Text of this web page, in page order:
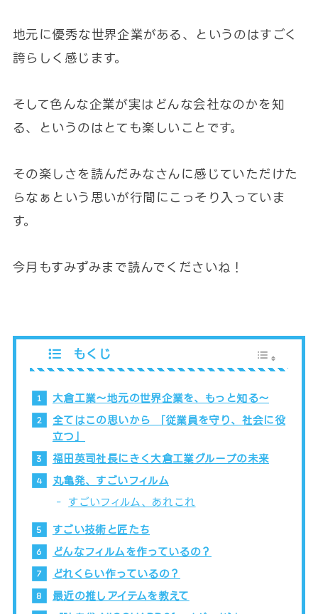
地元に優秀な世界企業がある、というのはすごく
誇らしく感じます。
そして色んな企業が実はどんな会社なのかを知
る、というのはとても楽しいことです。
その楽しさを読んだみなさんに感じていただけた
らなぁという思いが行間にこっそり入っていま
す。
今月もすみずみまで読んでくださいね！
もくじ
大倉工業～地元の世界企業を、もっと知る～
全てはこの思いから 「従業員を守り、社会に役
立つ」
福田英司社長にきく大倉工業グループの未来
丸亀発、すごいフィルム
すごいフィルム、あれこれ
すごい技術と匠たち
どんなフィルムを作っているの？
どれくらい作っているの？
最近の推しアイテムを教えて